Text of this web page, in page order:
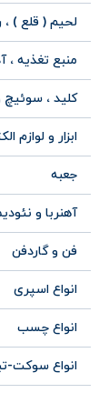
لحیم ( قلع )
منبع تغذیه ،
کلید ، سوئیچ
ابزار و لوازم
جعبه
آهنربا و
فن و گاردفن
انواع اسپری
انواع چسب
انواع سوکت-